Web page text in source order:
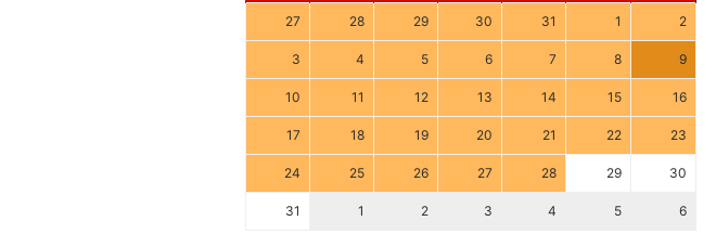
27 28 29 30 31 1 2
3 4 5 6 7 8 9
10 11 12 13 14 15 16
17 18 19 20 21 22 23
24 25 26 27 28 29 30
31 1 2 3 4 5 6